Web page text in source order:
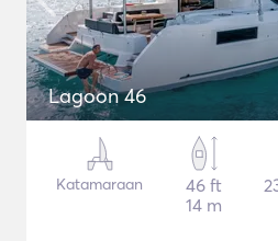
Lagoon 46
Katamaraan
46 ft
14 m